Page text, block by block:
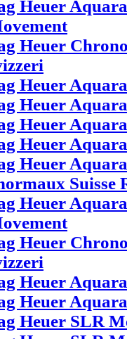
Heuer
Heuer
Heuer
Heuer
Heuer
Heuer
Heuer
Suisse
Heuer
Heuer
Heuer
Heuer
Heuer SLR